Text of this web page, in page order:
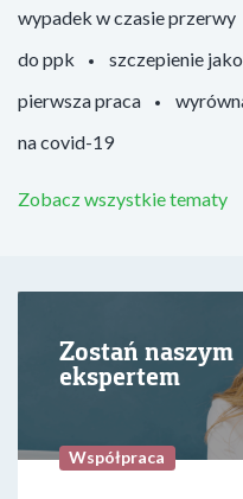
wypadek w czasie przerwy
do ppk
szczepienie
pierwsza praca
na covid-19
Zobacz wszystkie tematy
Zostań naszym
ekspertem
Współpraca